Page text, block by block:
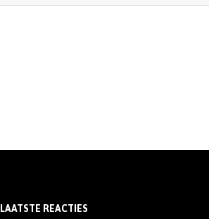
LAATSTE REACTIES